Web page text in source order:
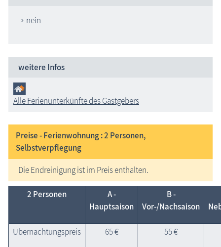
nein
weitere Infos
Alle Ferienunterkünfte des Gastgebers
Preise - Ferienwohnung : 2 Personen,
Selbstverpflegung
Die Endreinigung ist im Preis enthalten.
2 Personen
A -
Hauptsaison
B -
Vor-/Nachsaison
Übernachtungspreis 65 € 55 €